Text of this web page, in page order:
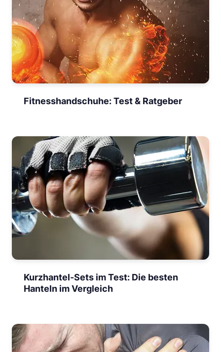
Fitnesshandschuhe: Test & Ratgeber
Kurzhantel-Sets im Test: Die besten
Hanteln im Vergleich